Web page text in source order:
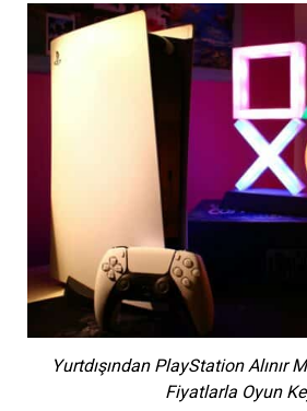
Yurtdışından PlayStation Alınır
Fiyatlarla Oyun